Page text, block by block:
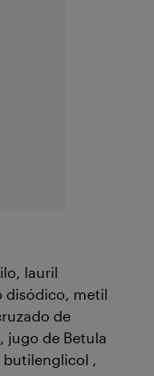
lauril
disódico, metil
de
jugo de Betula
butilenglicol ,